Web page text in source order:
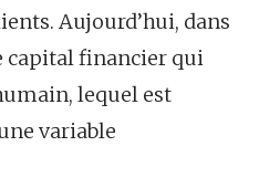
Aujourd’hui, dans
capital financier qui
lequel est
variable